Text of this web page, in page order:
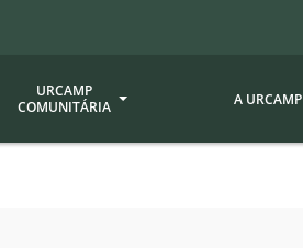
URCAMP
COMUNITÁRIA
A URCAMP